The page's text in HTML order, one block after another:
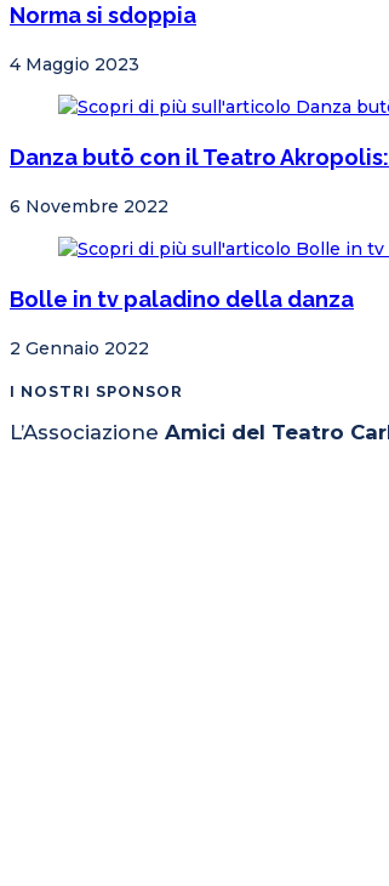
Norma si sdoppia
4 Maggio 2023
Danza butō con il Teatro
6 Novembre 2022
Bolle in tv paladino della danza
2 Gennaio 2022
I NOSTRI SPONSOR
L’Associazione Amici del Teatro